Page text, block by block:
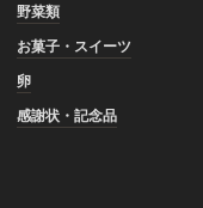
野菜類
お菓子・スイーツ
卵
感謝状・記念品